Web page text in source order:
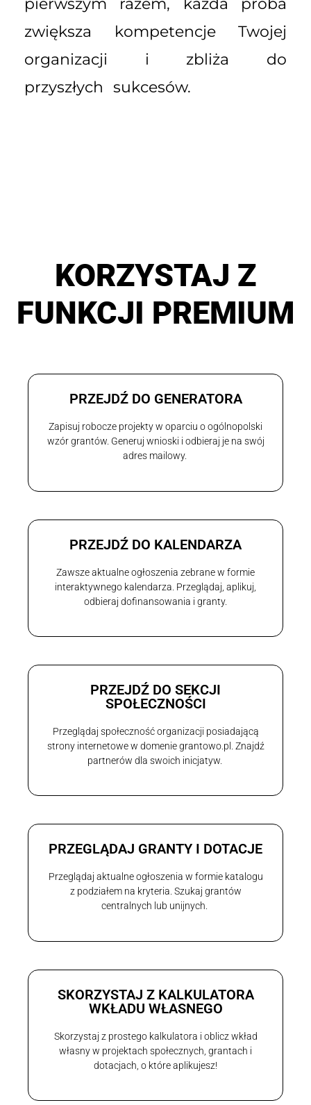
zwiększa kompetencje Twojej
organizacji i zbliża do
przyszłych sukcesów.
KORZYSTAJ Z
FUNKCJI PREMIUM
PRZEJDŹ DO GENERATORA
Zapisuj robocze projekty w oparciu o ogólnopolski
wzór grantów. Generuj wnioski i odbieraj je na swój
adres mailowy.
PRZEJDŹ DO KALENDARZA
Zawsze aktualne ogłoszenia zebrane w formie
interaktywnego kalendarza. Przeglądaj, aplikuj,
odbieraj dofinansowania i granty.
PRZEJDŹ DO SEKCJI
SPOŁECZNOŚCI
Przeglądaj społeczność organizacji posiadającą
strony internetowe w domenie grantowo.pl. Znajdź
partnerów dla swoich inicjatyw.
PRZEGLĄDAJ GRANTY I DOTACJE
Przeglądaj aktualne ogłoszenia w formie katalogu
z podziałem na kryteria. Szukaj grantów
centralnych lub unijnych.
SKORZYSTAJ Z KALKULATORA
WKŁADU WŁASNEGO
Skorzystaj z prostego kalkulatora i oblicz wkład
własny w projektach społecznych, grantach i
dotacjach, o które aplikujesz!